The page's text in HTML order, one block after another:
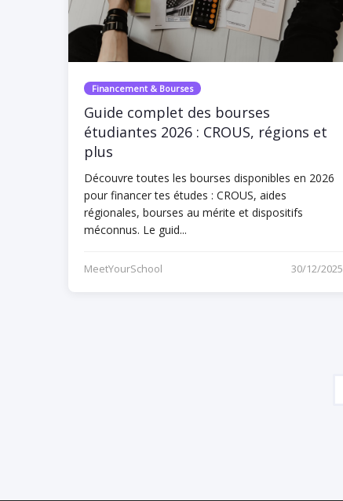
Financement & Bourses
Guide complet des bourses
étudiantes 2026 : CROUS, régions et
plus
Découvre toutes les bourses disponibles en 2026
pour financer tes études : CROUS, aides
régionales, bourses au mérite et dispositifs
méconnus. Le guid...
MeetYourSchool 30/12/2025